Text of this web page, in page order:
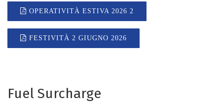
OPERATIVITÀ ESTIVA 2026 2
FESTIVITÀ 2 GIUGNO 2026
Fuel Surcharge